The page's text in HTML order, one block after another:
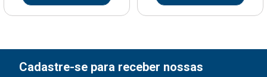
Cadastre-se para receber nossas